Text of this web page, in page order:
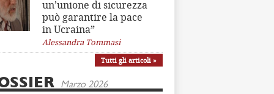
un’unione di sicurezza
può garantire la pace
in Ucraina”
Alessandra Tommasi
Tutti gli articoli »
Marzo 2026